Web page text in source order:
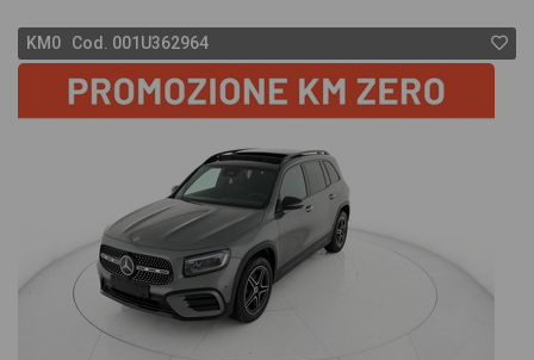
KM0 Cod. 001U362964